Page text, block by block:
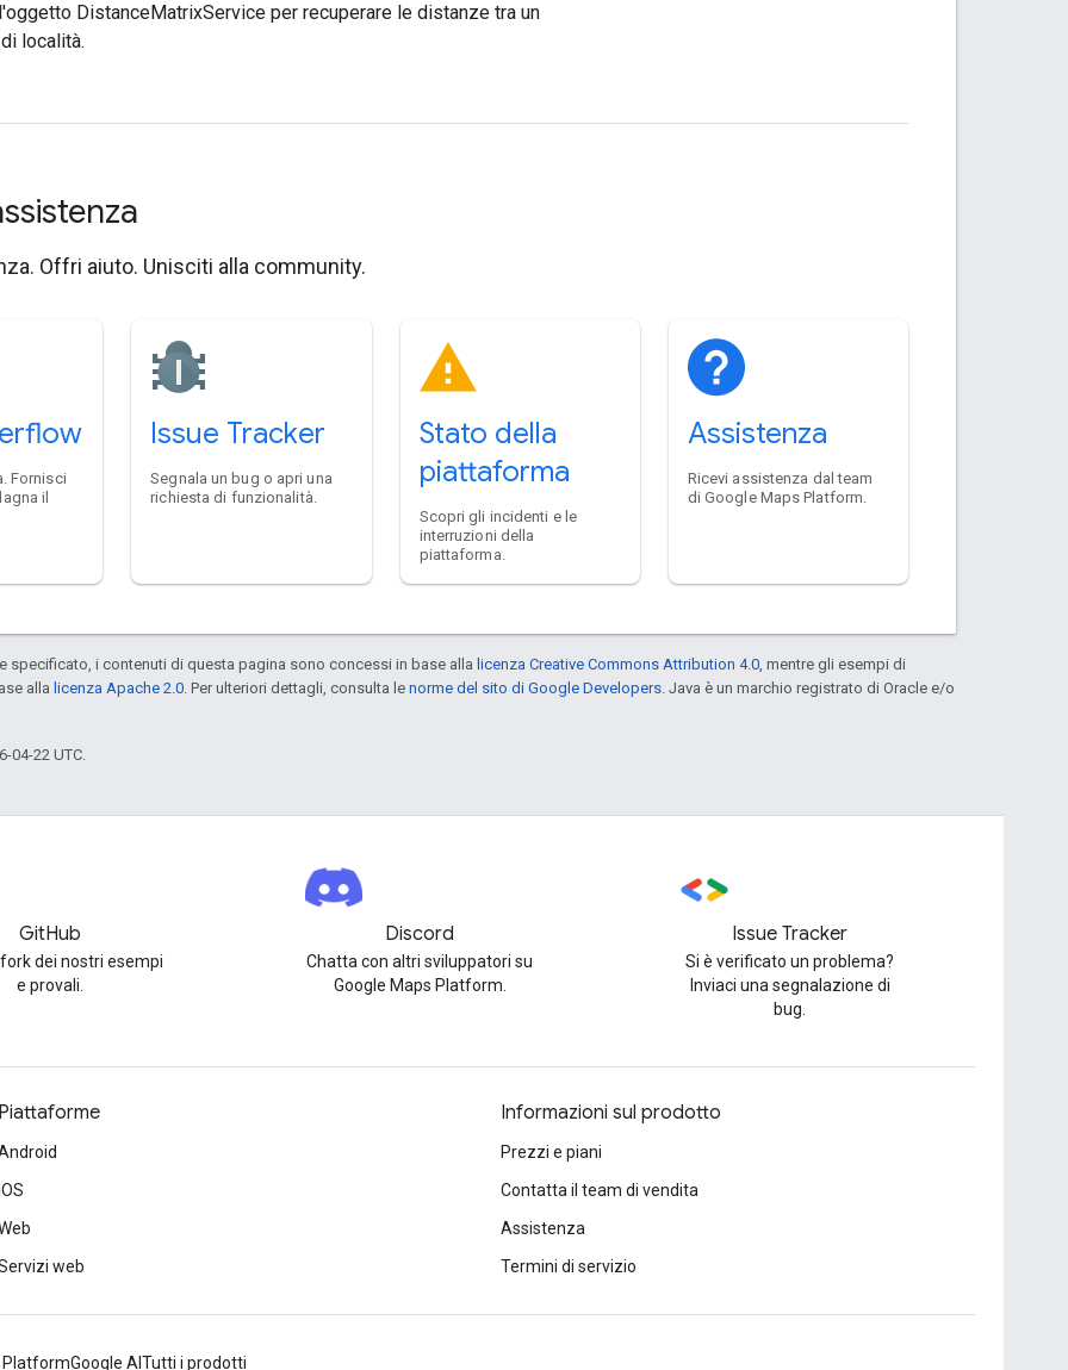
DistanceMatrixService per recuperare le distanze tra un
località.
Offri aiuto. Unisciti alla community.
Fornisci
il
Issue Tracker
Segnala un bug o apri una
richiesta di funzionalità.
Stato della
piattaforma
Scopri gli incidenti e le
interruzioni della
piattaforma.
Assistenza
Ricevi assistenza dal team
di Google Maps Platform.
specificato, i contenuti di questa pagina sono concessi in base alla licenza Creative Commons Attribution 4.0, mentre gli esempi di
alla licenza Apache 2.0. Per ulteriori dettagli, consulta le norme del sito di Google Developers. Java è un marchio registrato di Oracle e/o
04-22 UTC.
GitHub
fork dei nostri esempi
e provali.
Discord
Chatta con altri sviluppatori su
Google Maps Platform.
Issue Tracker
Si è verificato un problema?
Inviaci una segnalazione di
bug.
Piattaforme
web
Informazioni sul prodotto
Prezzi e piani
Contatta il team di vendita
Assistenza
Termini di servizio
PlatformGoogle AITutti i prodotti